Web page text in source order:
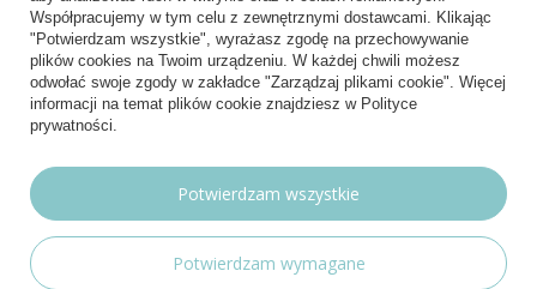
Wygodna dostawa
Możesz nam zaufać
Współpracujemy w tym celu z zewnętrznymi dostawcami. Klikając
"Potwierdzam wszystkie", wyrażasz zgodę na przechowywanie
plików cookies na Twoim urządzeniu. W każdej chwili możesz
odwołać swoje zgody w zakładce "Zarządzaj plikami cookie". Więcej
informacji na temat plików cookie znajdziesz w Polityce
prywatności.
Potwierdzam wymagane
Potwierdzam wszystkie